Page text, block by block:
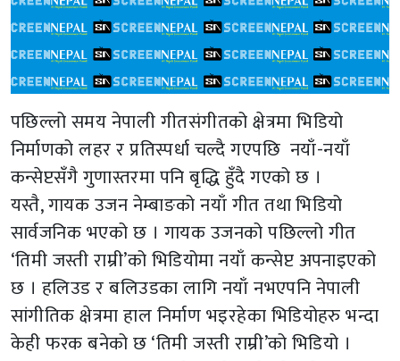
पछिल्लो समय नेपाली गीतसंगीतको क्षेत्रमा भिडियो
निर्माणको लहर र प्रतिस्पर्धा चल्दै गएपछि नयाँ-नयाँ
कन्सेप्टसँगै गुणास्तरमा पनि बृद्धि हुँदै गएको छ ।
यस्तै, गायक उजन नेम्बाङको नयाँ गीत तथा भिडियो
सार्वजनिक भएको छ । गायक उजनको पछिल्लो गीत
‘तिमी जस्ती राम्री’को भिडियोमा नयाँ कन्सेप्ट अपनाइएको
छ । हलिउड र बलिउडका लागि नयाँ नभएपनि नेपाली
सांगीतिक क्षेत्रमा हाल निर्माण भइरहेका भिडियोहरु भन्दा
केही फरक बनेको छ ‘तिमी जस्ती राम्री’को भिडियो ।